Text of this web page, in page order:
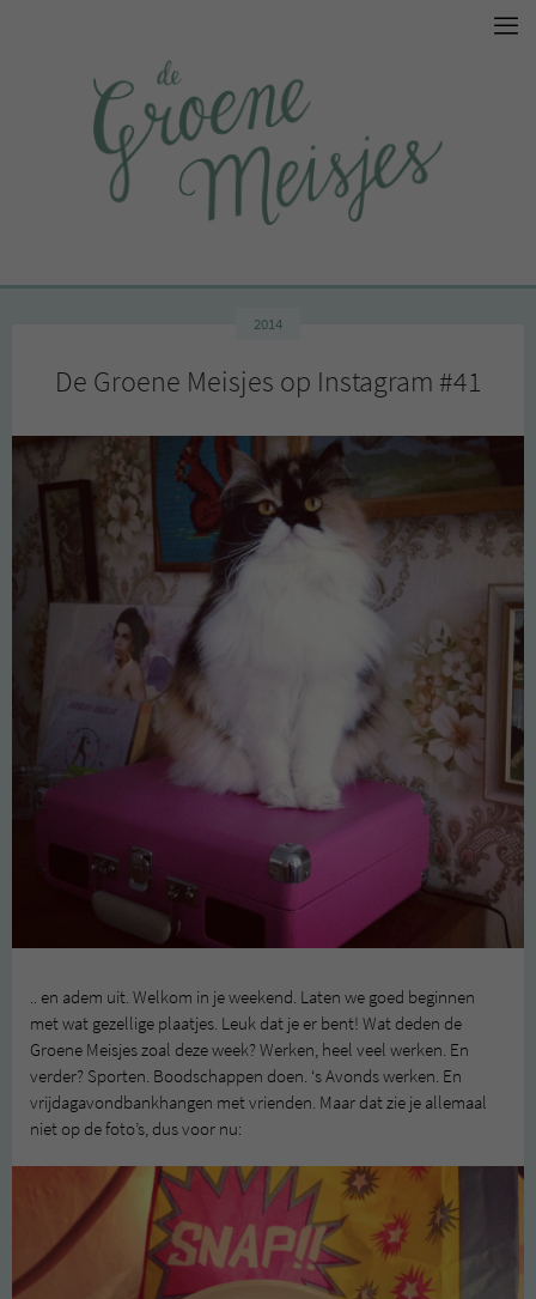
2014
De Groene Meisjes op Instagram #41
.. en adem uit. Welkom in je weekend. Laten we goed beginnen
met wat gezellige plaatjes. Leuk dat je er bent! Wat deden de
Groene Meisjes zoal deze week? Werken, heel veel werken. En
verder? Sporten. Boodschappen doen. ‘s Avonds werken. En
vrijdagavondbankhangen met vrienden. Maar dat zie je allemaal
niet op de foto’s, dus voor nu: